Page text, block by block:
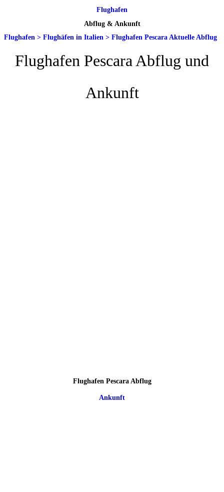
Flughafen
Abflug & Ankunft
Flughafen > Flughäfen in Italien > Flughafen Pescara Aktuelle Abflug
Flughafen Pescara Abflug und
Ankunft
Flughafen Pescara Abflug
Ankunft